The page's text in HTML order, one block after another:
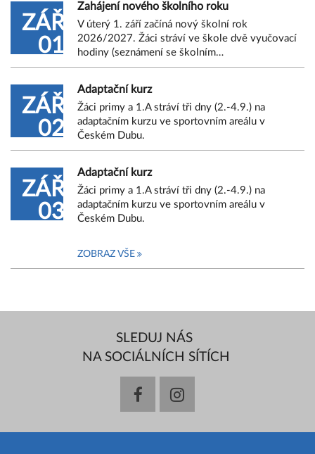
ZÁŘ
01
Zahájení nového školního roku
V úterý 1. září začíná nový školní rok
2026/2027. Žáci stráví ve škole dvě vyučovací
hodiny (seznámení se školním…
ZÁŘ
02
Adaptační kurz
Žáci primy a 1.A stráví tři dny (2.-4.9.) na
adaptačním kurzu ve sportovním areálu v
Českém Dubu.
ZÁŘ
03
Adaptační kurz
Žáci primy a 1.A stráví tři dny (2.-4.9.) na
adaptačním kurzu ve sportovním areálu v
Českém Dubu.
ZOBRAZ VŠE
SLEDUJ NÁS
NA SOCIÁLNÍCH SÍTÍCH
facebookinstagram